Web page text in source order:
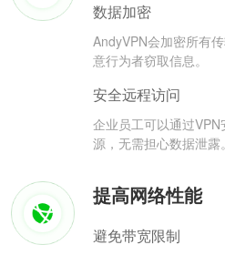
数据加密
AndyVPN会加密所有
意行为者窃取信息。
安全远程访问
企业员工可以通过
源，无需担心数据泄露。
提高网络性能
避免带宽限制